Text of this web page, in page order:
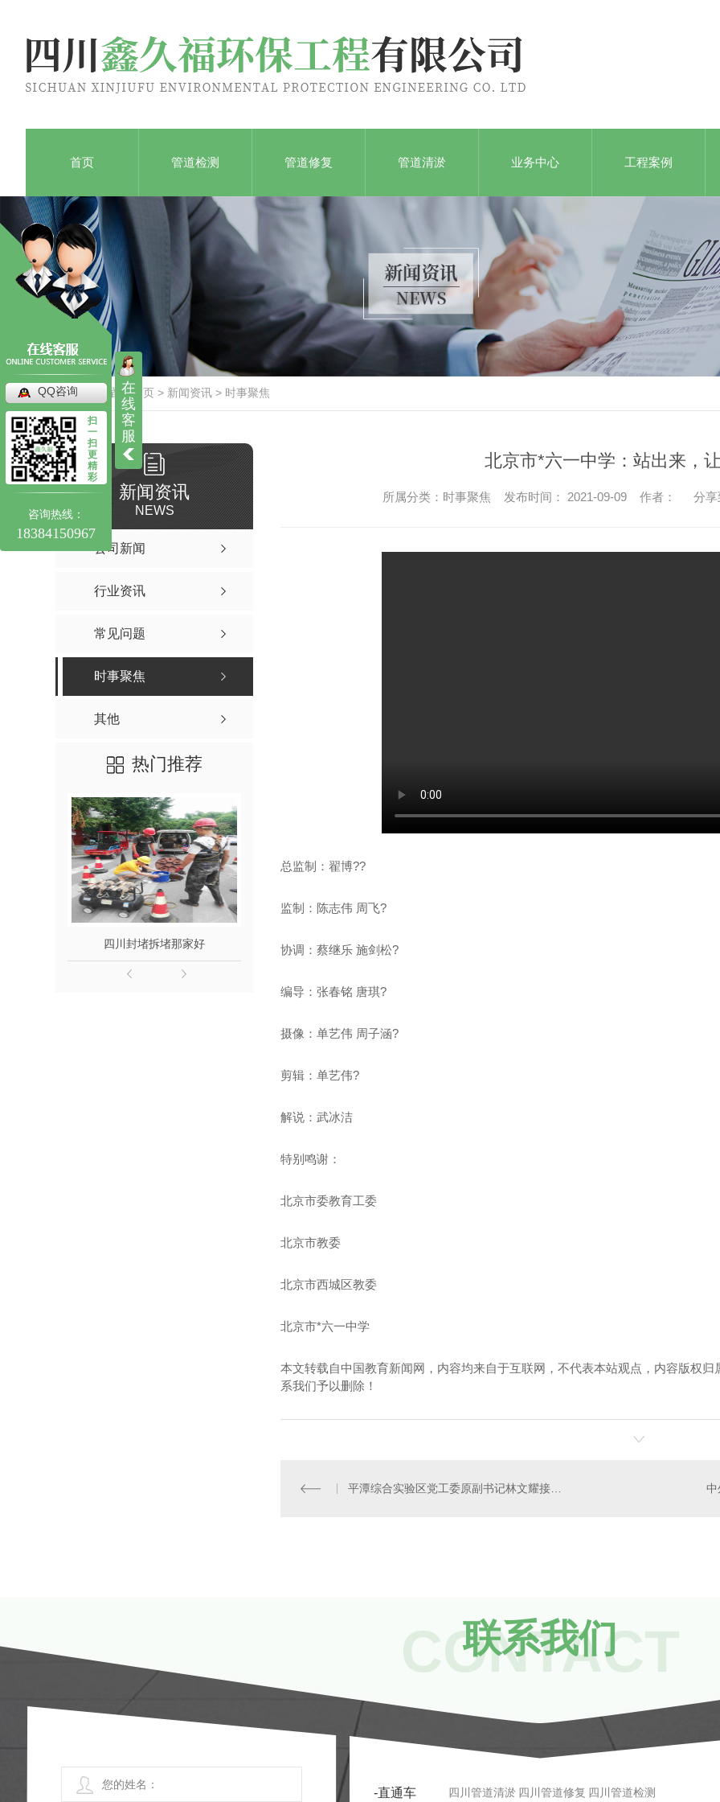
首页 管道检测 管道修复 管道清淤 业务中心 工程案例
当前位置：首页 > 新闻资讯 > 时事聚焦
新闻资讯
NEWS
公司新闻
行业资讯
常见问题
时事聚焦
其他
热门推荐
四川封堵拆堵那家好 四川封堵拆堵公司
北京市*六一中学：站出来，
所属分类：时事聚焦 发布时间： 2021-09-09 作者： 分
总监制：翟博??
监制：陈志伟 周飞?
协调：蔡继乐 施剑松?
编导：张春铭 唐琪?
摄像：单艺伟 周子涵?
剪辑：单艺伟?
解说：武冰洁
特别鸣谢：
北京市委教育工委
北京市教委
北京市西城区教委
北京市*六一中学
本文转载自中国教育新闻网，内容均来自于互联网，不代表本站观点，内容版权
系我们予以删除！
平潭综合实验区党工委原副书记林文耀接受审查调查
CONTACT
联系我们
-直通车 四川管道清淤 四川管道修复 四川管道检测
在
线
客
服
QQ咨询
扫
一
扫
更
精
彩
咨询热线：
18384150967